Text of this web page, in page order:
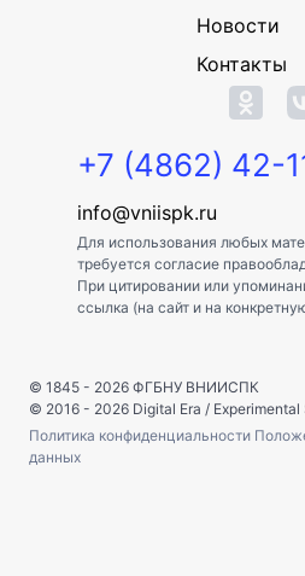
Новости
Контакты
+7 (4862) 42-
info@vniispk.ru
Для использования любых
требуется согласие
При цитировании или
ссылка (на сайт и на
© 1845 - 2026 ФГБНУ ВНИИСПК
© 2016 - 2026 Digital Era /
Политика конфиденциальности
данных